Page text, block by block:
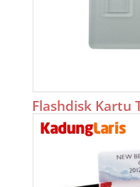
Flashdisk Kartu